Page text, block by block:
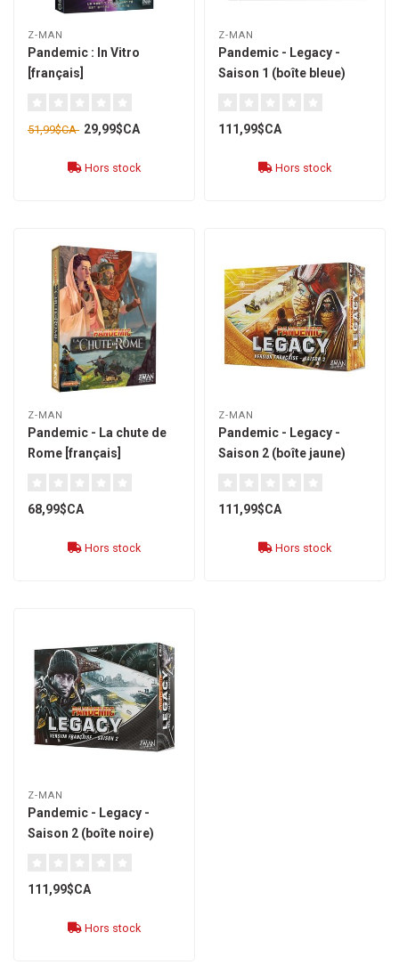
Z-MAN
Pandemic : In Vitro
[français]
51,99$CA 29,99$CA
Hors stock
Z-MAN
Pandemic - Legacy -
Saison 1 (boîte bleue)
111,99$CA
Hors stock
Z-MAN
Pandemic - La chute de
Rome [français]
68,99$CA
Hors stock
Z-MAN
Pandemic - Legacy -
Saison 2 (boîte jaune)
111,99$CA
Hors stock
Z-MAN
Pandemic - Legacy -
Saison 2 (boîte noire)
111,99$CA
Hors stock